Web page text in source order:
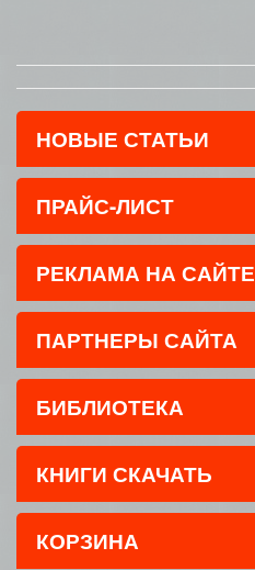
НОВЫЕ СТАТЬИ
ПРАЙС-ЛИСТ
РЕКЛАМА НА САЙТЕ
ПАРТНЕРЫ САЙТА
БИБЛИОТЕКА
КНИГИ СКАЧАТЬ
КОРЗИНА